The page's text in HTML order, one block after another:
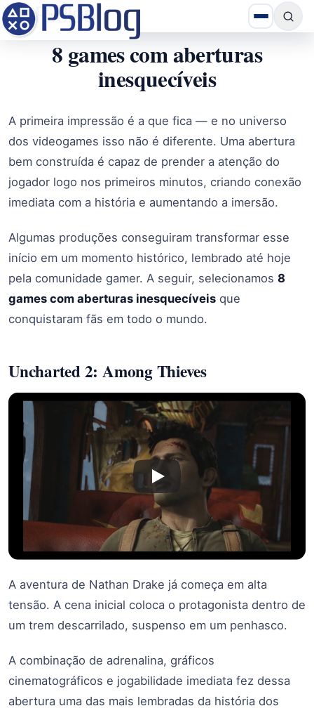
8 games com aberturas
inesquecíveis
A primeira impressão é a que fica — e no universo
dos videogames isso não é diferente. Uma abertura
bem construída é capaz de prender a atenção do
jogador logo nos primeiros minutos, criando conexão
imediata com a história e aumentando a imersão.
Algumas produções conseguiram transformar esse
início em um momento histórico, lembrado até hoje
pela comunidade gamer. A seguir, selecionamos 8
games com aberturas inesquecíveis que
conquistaram fãs em todo o mundo.
Uncharted 2: Among Thieves
A aventura de Nathan Drake já começa em alta
tensão. A cena inicial coloca o protagonista dentro de
um trem descarrilado, suspenso em um penhasco.
A combinação de adrenalina, gráficos
cinematográficos e jogabilidade imediata fez dessa
abertura uma das mais lembradas da história dos